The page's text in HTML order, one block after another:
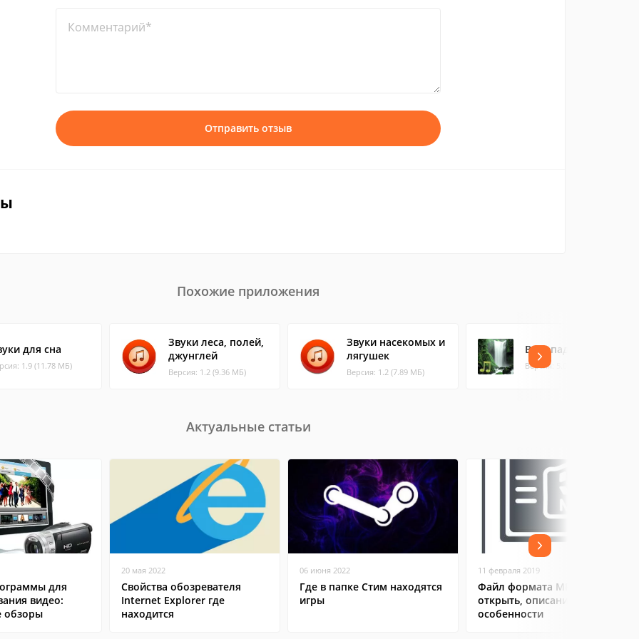
Комментарий*
Отправить отзыв
Похожие приложения
для сна
1.9 (11.78 МБ)
Звуки леса, полей,
джунглей
Версия: 1.2 (9.36 МБ)
Звуки насекомых и
лягушек
Версия: 1.2 (7.89 МБ)
Водопад Звуки
Версия: 5.0.1-40 (18.57 МБ)
Актуальные статьи
для
видео:
обзоры
20 мая 2022
Свойства обозревателя
Internet Explorer где
находится
06 июня 2022
Где в папке Стим находятся
игры
11 февраля 2019
Файл формата MP4: чем
открыть, описание,
особенности